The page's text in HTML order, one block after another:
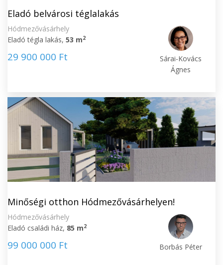
Eladó belvárosi téglalakás
Hódmezővásárhely
Eladó tégla lakás, 53 m2
29 900 000 Ft
Sárai-Kovács
Ágnes
Minőségi otthon Hódmezővásárhelyen!
Hódmezővásárhely
Eladó családi ház, 85 m2
99 000 000 Ft Borbás Péter